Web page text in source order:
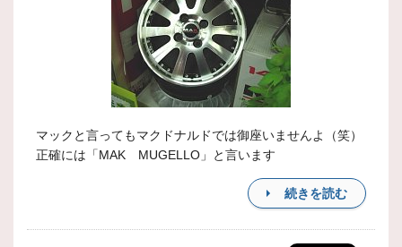
マックと言ってもマクドナルドでは御座いませんよ（笑）
正確には「MAK MUGELLO」と言います
続きを読む